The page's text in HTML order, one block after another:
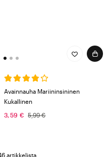
Avainnauha Mariininsininen
Kukallinen
3,59 €
5,99 €
artikkelista